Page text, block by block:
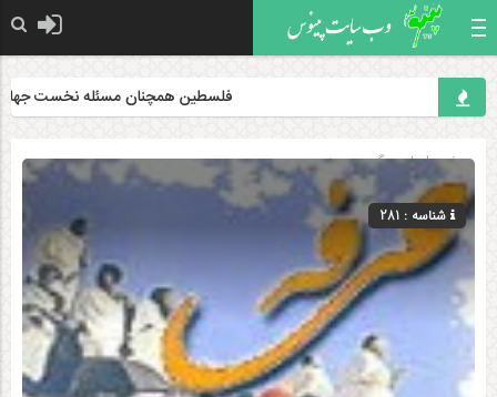
فلسطین همچنان مسئله نخست جهان
صفحه اصلی» گروه »دینی
شناسه : 281